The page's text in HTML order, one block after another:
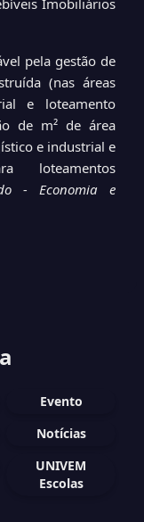
Imobiliários
pela gestão de
(nas áreas
e loteamento
de m² de área
e industrial e
- Economia e
Evento
Notícias
UNIVEM
Escolas